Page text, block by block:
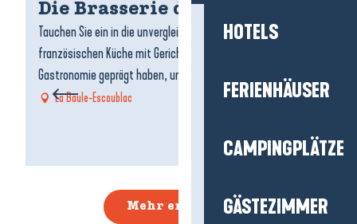
HOTELS
FERIENHÄUSER
CAMPINGPLÄTZE
GÄSTEZIMMER
Was tun?
Agenda
Die Brasserie des Royal
Tauchen Sie ein in die unvergleichliche Welt der großen
französischen Küche mit Gerichten, die die Geschichte der
Gastronomie geprägt haben, und einer...
La Baule-Escoublac
Mehr erfahren